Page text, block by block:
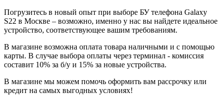
Погрузитесь в новый опыт при выборе БУ телефона Galaxy
S22 в Москве – возможно, именно у нас вы найдете идеальное
устройство, соответствующее вашим требованиям.
В магазине возможна оплата товара наличными и с помощью
карты. В случае выбора оплаты через терминал - комиссия
составит 10% за б/у и 15% за новые устройства.
В магазине мы можем помочь оформить вам рассрочку или
кредит на самых выгодных условиях!